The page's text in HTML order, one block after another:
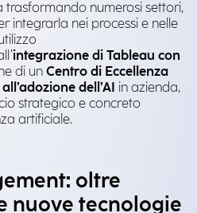
trasformando numerosi settori,
integrarla nei processi e nelle
integrazione di Tableau con
di un Centro di Eccellenza
dell’AI in azienda,
strategico e concreto
artificiale.
oltre
nuove tecnologie